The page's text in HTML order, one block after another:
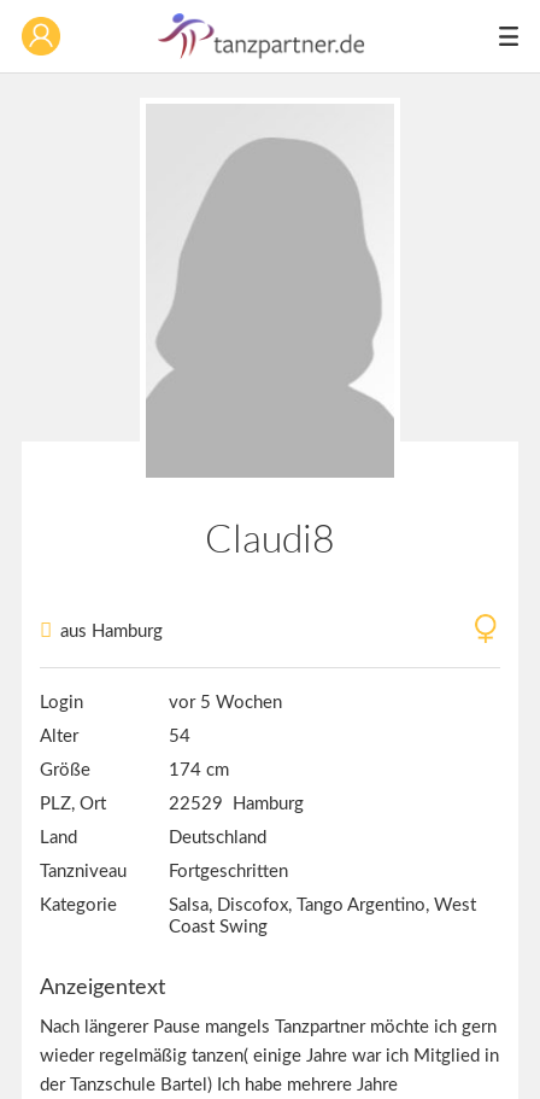
Claudi8
aus Hamburg
Login
vor 5 Wochen
Alter
54
Größe
174 cm
PLZ, Ort
22529 Hamburg
Land
Deutschland
Tanzniveau
Fortgeschritten
Kategorie
Salsa, Discofox, Tango Argentino, West
Coast Swing
Anzeigentext
Nach längerer Pause mangels Tanzpartner möchte ich gern
wieder regelmäßig tanzen( einige Jahre war ich Mitglied in
der Tanzschule Bartel) Ich habe mehrere Jahre